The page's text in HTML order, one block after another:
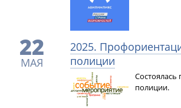
22
МАЯ
2025.
полиции
Состоялась
полиции.